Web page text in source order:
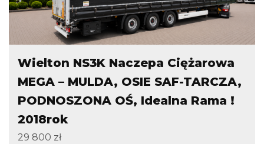
Wielton NS3K Naczepa Ciężarowa
MEGA – MULDA, OSIE SAF-TARCZA,
PODNOSZONA OŚ, Idealna Rama !
2018rok
29 800 zł